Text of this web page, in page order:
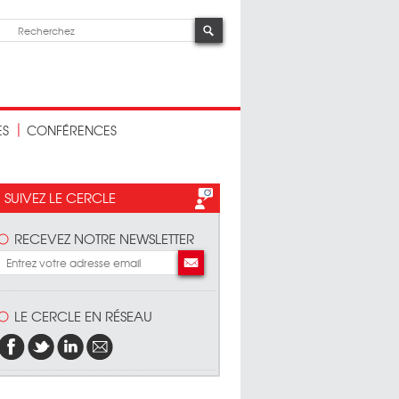
CONFÉRENCES
SUIVEZ LE CERCLE
RECEVEZ NOTRE NEWSLETTER
LE CERCLE EN RÉSEAU